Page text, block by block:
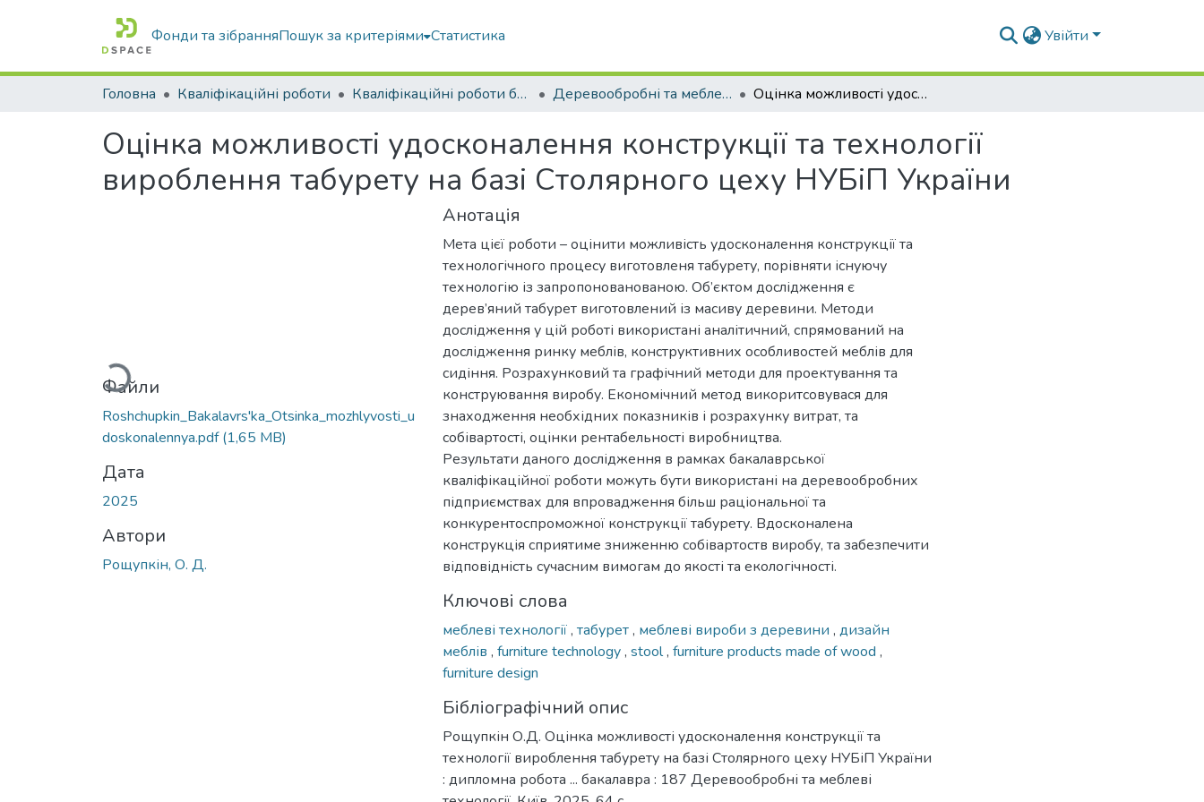
Фонди та зібранняПошук за критеріями Статистика Увійти
Головна Кваліфікаційні роботи Кваліфікаційні роботи бакалаврів Деревообробні та меблеві технології Оцінка можливості удосконалення конструкції та технології вироблення табурету на базі Столярного цеху НУБіП України
Оцінка можливості удосконалення конструкції та технології
вироблення табурету на базі Столярного цеху НУБіП України
Вантажиться...
Файли
Roshchupkin_Bakalavrs'ka_Otsinka_mozhlyvosti_u
doskonalennya.pdf(1,65 MB)
Дата
2025
Автори
Рощупкін, О. Д.
Анотація
Мета цієї роботи – оцінити можливість удосконалення конструкції та
технологічного процесу виготовленя табурету, порівняти існуючу
технологію із запропонованованою. Об’єктом дослідження є
дерев’яний табурет виготовлений із масиву деревини. Методи
дослідження у цій роботі використані аналітичний, спрямований на
дослідження ринку меблів, конструктивних особливостей меблів для
сидіння. Розрахунковий та графічний методи для проектування та
конструювання виробу. Економічний метод викоритсовувася для
знаходження необхідних показників і розрахунку витрат, та
собівартості, оцінки рентабельності виробництва.
Результати даного дослідження в рамках бакалаврської
кваліфікаційної роботи можуть бути використані на деревообробних
підприємствах для впровадження більш раціональної та
конкурентоспроможної конструкції табурету. Вдосконалена
конструкція сприятиме зниженню собівартоств виробу, та забезпечити
відповідність сучасним вимогам до якості та екологічності.
Ключові слова
меблеві технології, табурет, меблеві вироби з деревини , дизайн
меблів , furniture technology, stool, furniture products made of wood ,
furniture design
Бібліографічний опис
Рощупкін О.Д. Оцінка можливості удосконалення конструкції та
технології вироблення табурету на базі Столярного цеху НУБіП України
: дипломна робота ... бакалавра : 187 Деревообробні та меблеві